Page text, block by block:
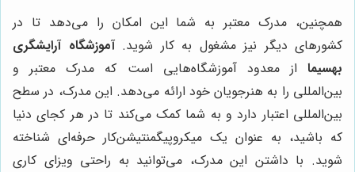
همچنین، مدرک معتبر به شما این امکان را می‌دهد تا در
کشورهای دیگر نیز مشغول به کار شوید.آموزشگاه آرایشگری
بهسیما از معدود آموزشگاه‌هایی است که مدرک معتبر و
بین‌المللی را به هنرجویان خود ارائه می‌دهد. این مدرک، در سطح
بین‌المللی اعتبار دارد و به شما کمک می‌کند تا در هر کجای دنیا
که باشید، به عنوان یک میکروپیگمنتیشن‌کار حرفه‌ای شناخته
شوید. با داشتن این مدرک، می‌توانید به راحتی ویزای کاری